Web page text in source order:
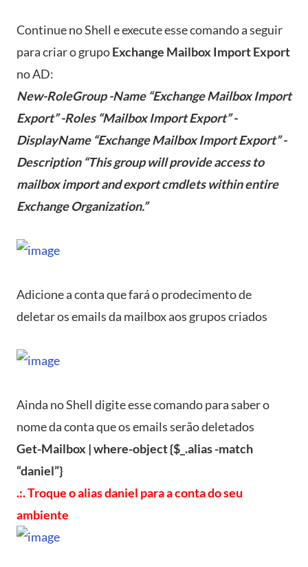
Continue no Shell e execute esse comando a seguir
para criar o grupoExchange Mailbox Import Export
no AD:
New-RoleGroup -Name “Exchange Mailbox Import
Export” -Roles “Mailbox Import Export” -
DisplayName “Exchange Mailbox Import Export” -
Description “This group will provide access to
mailbox import and export cmdlets within entire
Exchange Organization.”
Adicione a conta que fará o prodecimento de
deletar os emails da mailbox aos grupos criados
Ainda no Shell digite esse comando para saber o
nome da conta que os emails serão deletados
Get-Mailbox | where-object {$_.alias -match
“daniel”}
.:. Troque o alias daniel para a conta do seu
ambiente